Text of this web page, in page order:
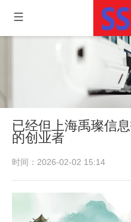
已经但上海禹璨信
的创业者
时间：2026-02-02 15:14